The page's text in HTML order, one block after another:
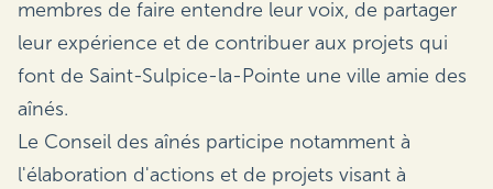
membres de faire entendre leur voix, de partager
leur expérience et de contribuer aux projets qui
font de Saint-Sulpice-la-Pointe une ville amie des
aînés.
Le Conseil des aînés participe notamment à
l'élaboration d'actions et de projets visant à